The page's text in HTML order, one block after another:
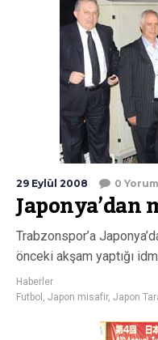
29 Eylül 2008 0 Yorum
Trabzonspor’a
önceki akşam yaptığı
Haberler
Futbol
Japon misafir, Japon